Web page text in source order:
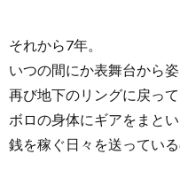
それから7年。
いつの間にか表舞台から
再び地下のリングに戻っ
ボロの身体にギアをまと
銭を稼ぐ日々を送っている